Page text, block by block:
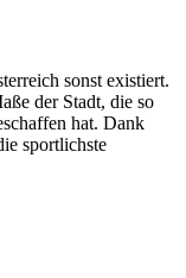
sonst existiert.
der Stadt, die so
hat. Dank
sportlichste